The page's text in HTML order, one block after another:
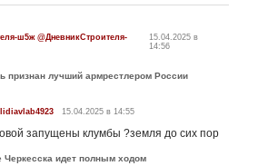
ш5ж @ДневникСтроителя-
15.04.2025 в
14:56
признан лучший армрестлером России
15.04.2025 в 14:55
запущены клумбы ?земля до сих пор
Черкесска идет полным ходом